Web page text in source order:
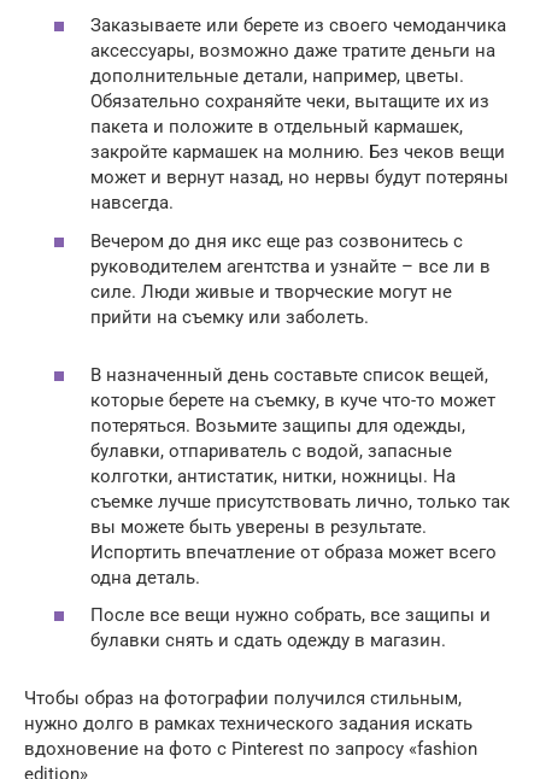
Заказываете или берете из своего чемоданчика
аксессуары, возможно даже тратите деньги на
дополнительные детали, например, цветы.
Обязательно сохраняйте чеки, вытащите их из
пакета и положите в отдельный кармашек,
закройте кармашек на молнию. Без чеков вещи
может и вернут назад, но нервы будут потеряны
навсегда.
Вечером до дня икс еще раз созвонитесь с
руководителем агентства и узнайте – все ли в
силе. Люди живые и творческие могут не
прийти на съемку или заболеть.
В назначенный день составьте список вещей,
которые берете на съемку, в куче что-то может
потеряться. Возьмите защипы для одежды,
булавки, отпариватель с водой, запасные
колготки, антистатик, нитки, ножницы. На
съемке лучше присутствовать лично, только так
вы можете быть уверены в результате.
Испортить впечатление от образа может всего
одна деталь.
После все вещи нужно собрать, все защипы и
булавки снять и сдать одежду в магазин.
Чтобы образ на фотографии получился стильным,
нужно долго в рамках технического задания искать
вдохновение на фото с Pinterest по запросу «fashion
edition»